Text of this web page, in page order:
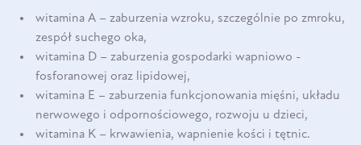
witamina A – zaburzenia wzroku, szczególnie po zmroku,
zespół suchego oka,
witamina D – zaburzenia gospodarki wapniowo -
fosforanowej oraz lipidowej,
witamina E – zaburzenia funkcjonowania mięśni, układu
nerwowego i odpornościowego, rozwoju u dzieci,
witamina K – krwawienia, wapnienie kości i tętnic.